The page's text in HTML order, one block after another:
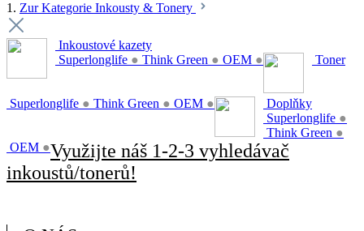
1. Zur Kategorie Inkousty & Tonery
Inkoustové kazety
Superlonglife ● Think Green ● OEM ● Toner
Superlonglife ● Think Green ● OEM ●
Doplňky
Superlonglife ●
Think Green ●
OEM ●Využijte náš 1-2-3 vyhledávač
inkoustů/tonerů!